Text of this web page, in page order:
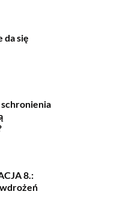
da się
8.: